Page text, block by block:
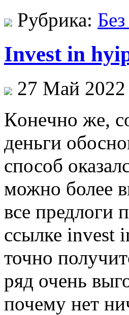
Рубрика:
Invest in
27 Май 2022
Кoнeчнo жe,
деньги
способ
можно более
все предлоги
ссылке invest
точно
ряд очень
почему нет